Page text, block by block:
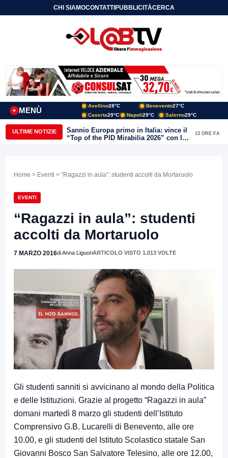
CHI SIAMOCONTATTIPUBBLICITÀCERCA
MENÙ
+
Avellino28°C Benevento27°C
Caserta29°C Napoli29°C Salerno29°C
ULTIME NOTIZIE
Sannio Europa primo in Italia: vince il
“Top of the PID Mirabilia 2026” con la
realtà virtuale nei musei del Sannio
13 ORE FA
Home > Eventi > “Ragazzi in aula”: studenti accolti da Mortaruolo
EVENTI
“Ragazzi in aula”: studenti
accolti da Mortaruolo
7 MARZO 2016di Anna LiguoriARTICOLO VISTO 1.013 VOLTE
Gli studenti sanniti si avvicinano al mondo della Politica
e delle Istituzioni. Grazie al progetto “Ragazzi in aula”
domani martedì 8 marzo gli studenti dell’Istituto
Comprensivo G.B. Lucarelli di Benevento, alle ore
10.00, e gli studenti del Istituto Scolastico statale San
Giovanni Bosco San Salvatore Telesino, alle ore 12.00,